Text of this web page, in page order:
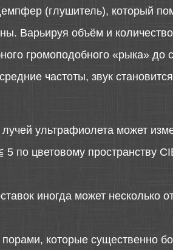
(глушитель), который
Варьируя объём и
громоподобного «рыка»
частоты, звук
ультрафиолета может
по цветовому пространству
иногда может несколько
которые существенно